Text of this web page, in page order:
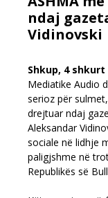
ndaj
Vidinovski
Shkup, 4 shkurt
Mediatike Audio
serioz për
drejtuar ndaj
Aleksandar
sociale në lidhje
paligjshme në
Republikës së